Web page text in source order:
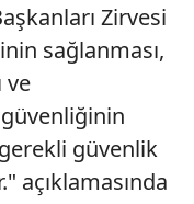
Zirvesi
sağlanması,
ve
güvenliğinin
güvenlik
açıklamasında